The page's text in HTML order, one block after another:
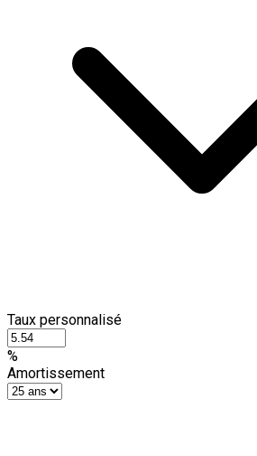
Taux personnalisé
%
Amortissement